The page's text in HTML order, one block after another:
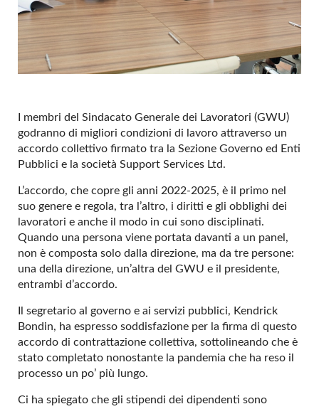
I membri del Sindacato Generale dei Lavoratori (GWU)
godranno di migliori condizioni di lavoro attraverso un
accordo collettivo firmato tra la Sezione Governo ed Enti
Pubblici e la società Support Services Ltd.
L’accordo, che copre gli anni 2022-2025, è il primo nel
suo genere e regola, tra l’altro, i diritti e gli obblighi dei
lavoratori e anche il modo in cui sono disciplinati.
Quando una persona viene portata davanti a un panel,
non è composta solo dalla direzione, ma da tre persone:
una della direzione, un’altra del GWU e il presidente,
entrambi d’accordo.
Il segretario al governo e ai servizi pubblici, Kendrick
Bondin, ha espresso soddisfazione per la firma di questo
accordo di contrattazione collettiva, sottolineando che è
stato completato nonostante la pandemia che ha reso il
processo un po’ più lungo.
Ci ha spiegato che gli stipendi dei dipendenti sono